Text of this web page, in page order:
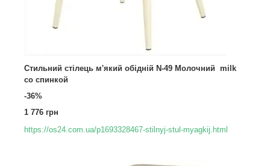
Стильний стілець м'який обідній N-49 Молочний milk
со спинкой
-36%
1 776 грн
https://os24.com.ua/p1693328467-stilnyj-stul-myagkij.html